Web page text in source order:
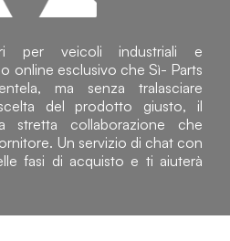
per veicoli industriali e
online esclusivo che Sì- Parts
ma senza tralasciare
del prodotto giusto, il
stretta collaborazione che
Un servizio di chat con
fasi di acquisto e ti aiuterà